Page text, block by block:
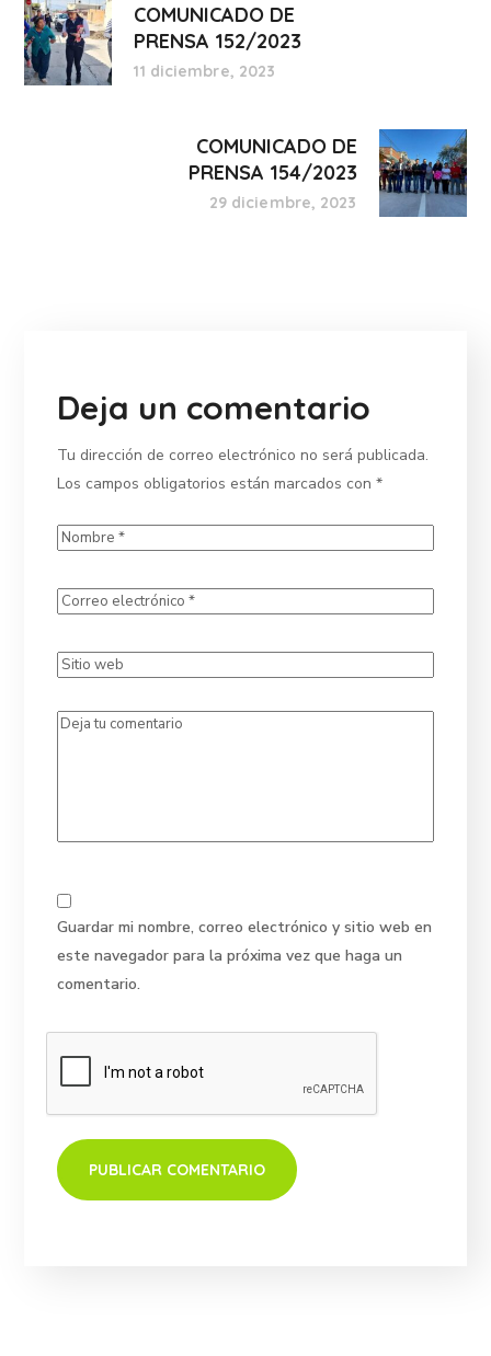
COMUNICADO DE
PRENSA 152/2023
11 diciembre, 2023
COMUNICADO DE
PRENSA 154/2023
29 diciembre, 2023
Deja un comentario
Tu dirección de correo electrónico no será publicada.
Los campos obligatorios están marcados con*
Guardar mi nombre, correo electrónico y sitio web en
este navegador para la próxima vez que haga un
comentario.